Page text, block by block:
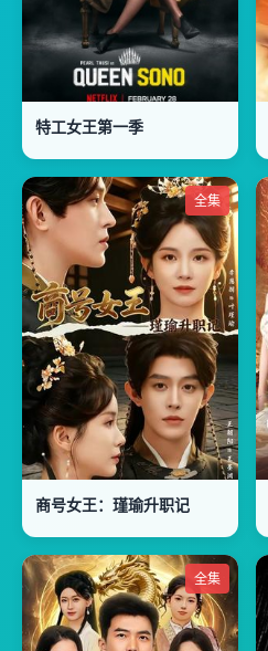
特工女王第一季
全集
商号女王：瑾瑜升职记
全集